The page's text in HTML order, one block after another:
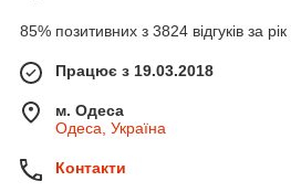
85% позитивних з 3824 відгуків за рік
Працює з 19.03.2018
м. Одеса
Одеса, Україна
Контакти